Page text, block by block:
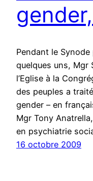
Pendant le Synode
quelques uns, Mgr
l’Eglise à la
des peuples a
gender – en
Mgr Tony
en psychiatrie
16 octobre 2009